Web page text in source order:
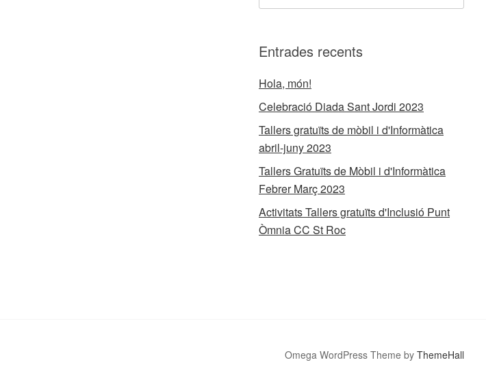
Entrades recents
Hola, món!
Celebració Diada Sant Jordi 2023
Tallers gratuïts de mòbil i d'Informàtica
abril-juny 2023
Tallers Gratuïts de Mòbil i d'Informàtica
Febrer Març 2023
Activitats Tallers gratuïts d'Inclusió Punt
Òmnia CC St Roc
Omega WordPress Theme by ThemeHall